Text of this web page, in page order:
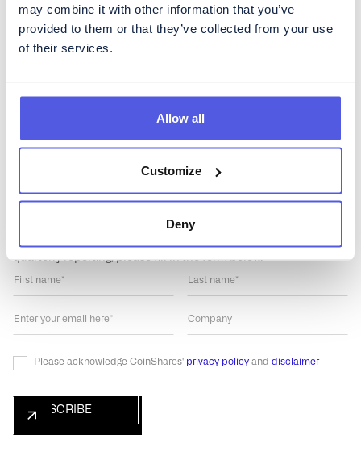
may combine it with other information that you’ve
provided to them or that they’ve collected from your use
of their services.
Allow all
Customize
Deny
Get regular updates about
CoinShares
To subscribe to our Investor Relations newsletter, containing
Please acknowledge CoinShares' privacy policy and disclaimer